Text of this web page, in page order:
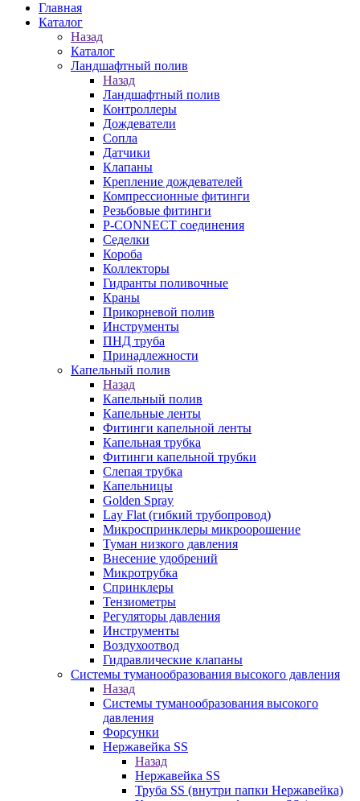
Главная
Каталог
Назад
Каталог
Ландшафтный полив
Назад
Ландшафтный полив
Контроллеры
Дождеватели
Сопла
Датчики
Клапаны
Крепление дождевателей
Компрессионные фитинги
Резьбовые фитинги
P-CONNECT соединения
Седелки
Короба
Коллекторы
Гидранты поливочные
Краны
Прикорневой полив
Инструменты
ПНД труба
Принадлежности
Капельный полив
Назад
Капельный полив
Капельные ленты
Фитинги капельной ленты
Капельная трубка
Фитинги капельной трубки
Слепая трубка
Капельницы
Golden Spray
Lay Flat (гибкий трубопровод)
Микроспринклеры микроорошение
Туман низкого давления
Внесение удобрений
Микротрубка
Спринклеры
Тензиометры
Регуляторы давления
Инструменты
Воздухоотвод
Гидравлические клапаны
Системы туманообразования высокого давления
Назад
Системы туманообразования высокого
давления
Форсунки
Нержавейка SS
Назад
Нержавейка SS
Труба SS (внутри папки Нержавейка)